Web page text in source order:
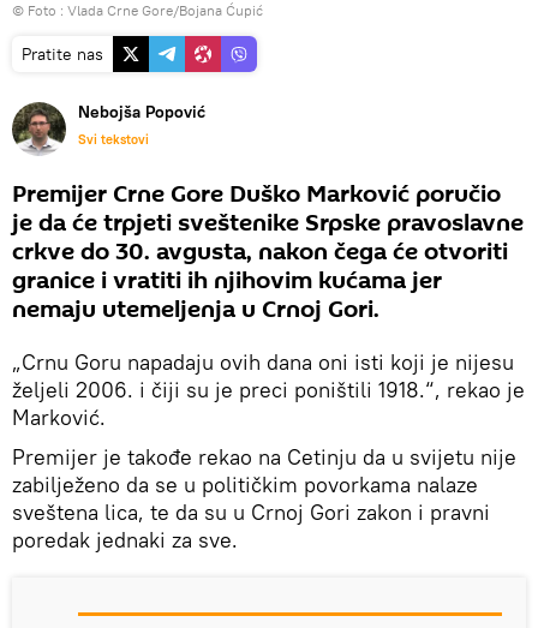
© Foto : Vlada Crne Gore/Bojana Ćupić
Pratite nas
Nebojša Popović
Svi tekstovi
Premijer Crne Gore Duško Marković poručio
je da će trpjeti sveštenike Srpske pravoslavne
crkve do 30. avgusta, nakon čega će otvoriti
granice i vratiti ih njihovim kućama jer
nemaju utemeljenja u Crnoj Gori.
„Crnu Goru napadaju ovih dana oni isti koji je nijesu
željeli 2006. i čiji su je preci poništili 1918.“, rekao je
Marković.
Premijer je takođe rekao na Cetinju da u svijetu nije
zabilježeno da se u političkim povorkama nalaze
sveštena lica, te da su u Crnoj Gori zakon i pravni
poredak jednaki za sve.